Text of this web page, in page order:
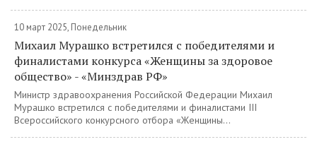
10 март 2025, Понедельник
Михаил Мурашко встретился с победителями и
финалистами конкурса «Женщины за здоровое
общество» - «Минздрав РФ»
Министр здравоохранения Российской Федерации Михаил
Мурашко встретился с победителями и финалистами III
Всероссийского конкурсного отбора «Женщины...